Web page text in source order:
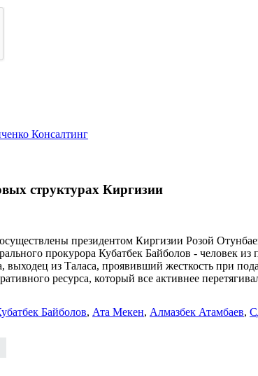
Консалтинг
структурах Киргизии
президентом Киргизии Розой
прокурора Кубатбек Байболов -
из Таласа, проявивший жесткость при
ресурса, который все активнее
Байболов, Ата Мекен, Алмазбек Атамбаев,